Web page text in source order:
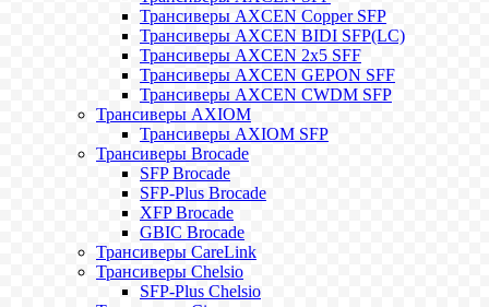
Трансиверы AXCEN Copper SFP
Трансиверы AXCEN BIDI SFP(LC)
Трансиверы AXCEN 2x5 SFF
Трансиверы AXCEN GEPON SFF
Трансиверы AXCEN CWDM SFP
Трансиверы AXIOM
Трансиверы AXIOM SFP
Трансиверы Brocade
SFP Brocade
SFP-Plus Brocade
XFP Brocade
GBIC Brocade
Трансиверы CareLink
Трансиверы Chelsio
SFP-Plus Chelsio